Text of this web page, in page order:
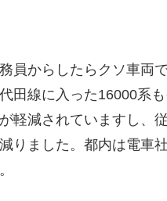
員からしたらクソ車両
田線に入った16000系
軽減されていますし、
りました。都内は電車